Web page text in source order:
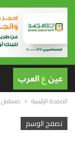
الصفحة الرئيسية مستقبل
تصفح الوسم